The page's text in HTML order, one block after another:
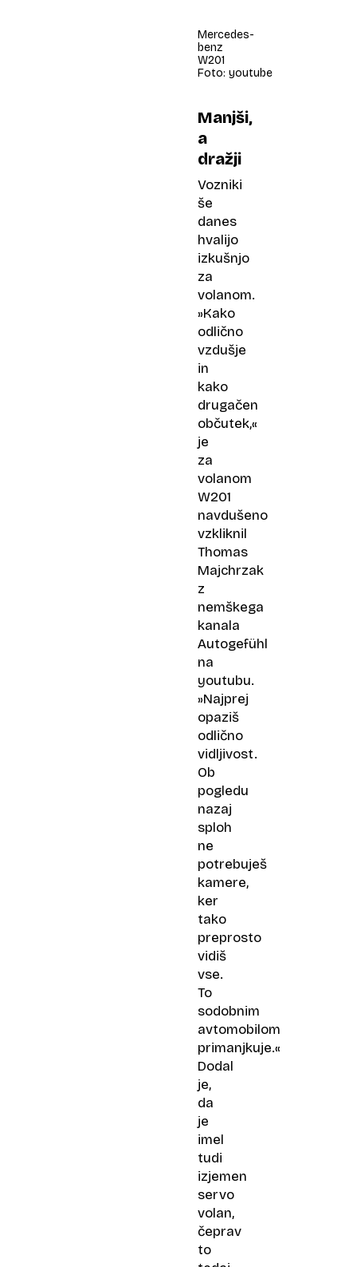
Mercedes-
benz
W201
Foto: youtube
Manjši,
a
dražji
Vozniki
še
danes
hvalijo
izkušnjo
za
volanom.
»Kako
odlično
vzdušje
in
kako
drugačen
občutek,«
je
za
volanom
W201
navdušeno
vzkliknil
Thomas
Majchrzak
z
nemškega
kanala
Autogefühl
na
youtubu.
»Najprej
opaziš
odlično
vidljivost.
Ob
pogledu
nazaj
sploh
ne
potrebuješ
kamere,
ker
tako
preprosto
vidiš
vse.
To
sodobnim
avtomobilom
primanjkuje.«
Dodal
je,
da
je
imel
tudi
izjemen
servo
volan,
čeprav
to